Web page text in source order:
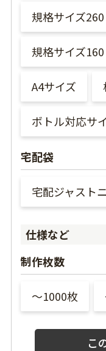
規格サイズ260
規格サイズ160
A4サイズ
ボトル対応サ
宅配袋
宅配ジャスト
仕様など
制作枚数
〜1000枚